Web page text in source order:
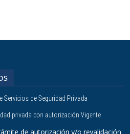
Servicios de Seguridad Privada
privada con autorización Vigente
de autorización y/o revalidación